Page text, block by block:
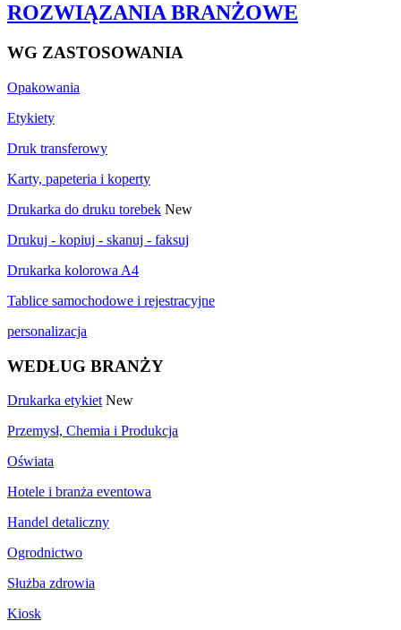
ROZWIĄZANIA BRANŻOWE
WG ZASTOSOWANIA
Opakowania
Etykiety
Druk transferowy
Karty, papeteria i koperty
Drukarka do druku torebek New
Drukuj - kopiuj - skanuj - faksuj
Drukarka kolorowa A4
Tablice samochodowe i rejestracyjne
personalizacja
WEDŁUG BRANŻY
Drukarka etykiet New
Przemysł, Chemia i Produkcja
Oświata
Hotele i branża eventowa
Handel detaliczny
Ogrodnictwo
Służba zdrowia
Kiosk